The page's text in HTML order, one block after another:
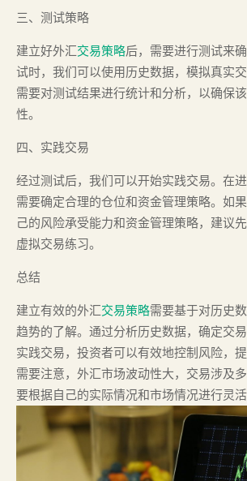
三、测试策略
建立好外汇交易策略后，需要进行测试来
试时，我们可以使用历史数据，模拟真实
需要对测试结果进行统计和分析，以确保
性。
四、实践交易
经过测试后，我们可以开始实践交易。在进
需要确定合理的仓位和资金管理策略。如
己的风险承受能力和资金管理策略，建议
虚拟交易练习。
总结
建立有效的外汇交易策略需要基于对历史
趋势的了解。通过分析历史数据，确定交
实践交易，投资者可以有效地控制风险，
需要注意，外汇市场波动性大，交易涉及
要根据自己的实际情况和市场情况进行灵活